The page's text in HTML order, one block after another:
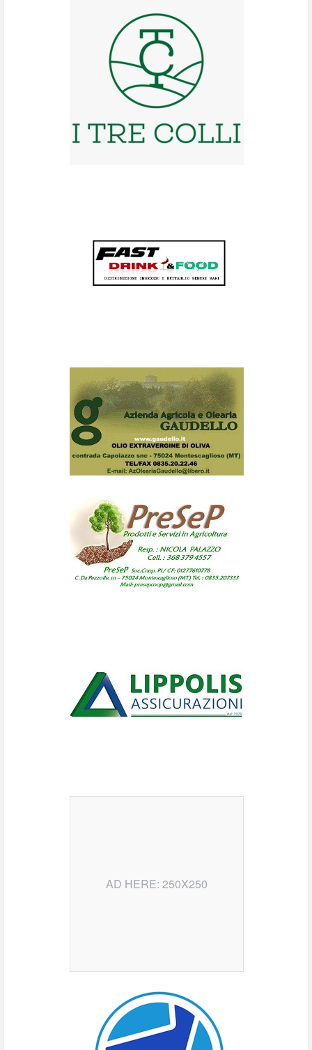
AD HERE: 250X250